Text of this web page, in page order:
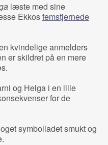
læste med sine
Ekkosfemstjernede
kvindelige anmelders
er skildret på en mere
og Helga i en lille
for de
symbolladet smukt og